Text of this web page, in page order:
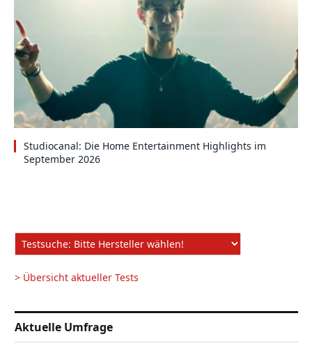
Studiocanal: Die Home Entertainment Highlights im
September 2026
> Übersicht aktueller Tests
Aktuelle Umfrage